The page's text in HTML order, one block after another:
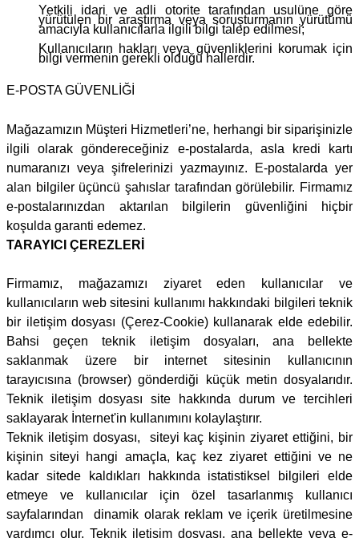
Yetkili idari ve adli otorite tarafından usulüne göre
yürütülen bir araştırma veya soruşturmanın yürütümü
amacıyla kullanıcılarla ilgili bilgi talep edilmesi;
Kullanıcıların hakları veya güvenliklerini korumak için
bilgi vermenin gerekli olduğu hallerdir.
E-POSTA GÜVENLİĞİ
Mağazamızın Müşteri Hizmetleri’ne, herhangi bir siparişinizle
ilgili olarak göndereceğiniz e-postalarda, asla kredi kartı
numaranızı veya şifrelerinizi yazmayınız. E-postalarda yer
alan bilgiler üçüncü şahıslar tarafından görülebilir. Firmamız
e-postalarınızdan aktarılan bilgilerin güvenliğini hiçbir
koşulda garanti edemez.
TARAYICI ÇEREZLERİ
Firmamız, mağazamızı ziyaret eden kullanıcılar ve
kullanıcıların web sitesini kullanımı hakkındaki bilgileri teknik
bir iletişim dosyası (Çerez-Cookie) kullanarak elde edebilir.
Bahsi geçen teknik iletişim dosyaları, ana bellekte
saklanmak üzere bir internet sitesinin kullanıcının
tarayıcısına (browser) gönderdiği küçük metin dosyalarıdır.
Teknik iletişim dosyası site hakkında durum ve tercihleri
saklayarak İnternet'in kullanımını kolaylaştırır.
Teknik iletişim dosyası, siteyi kaç kişinin ziyaret ettiğini, bir
kişinin siteyi hangi amaçla, kaç kez ziyaret ettiğini ve ne
kadar sitede kaldıkları hakkında istatistiksel bilgileri elde
etmeye ve kullanıcılar için özel tasarlanmış kullanıcı
sayfalarından dinamik olarak reklam ve içerik üretilmesine
yardımcı olur. Teknik iletişim dosyası, ana bellekte veya e-